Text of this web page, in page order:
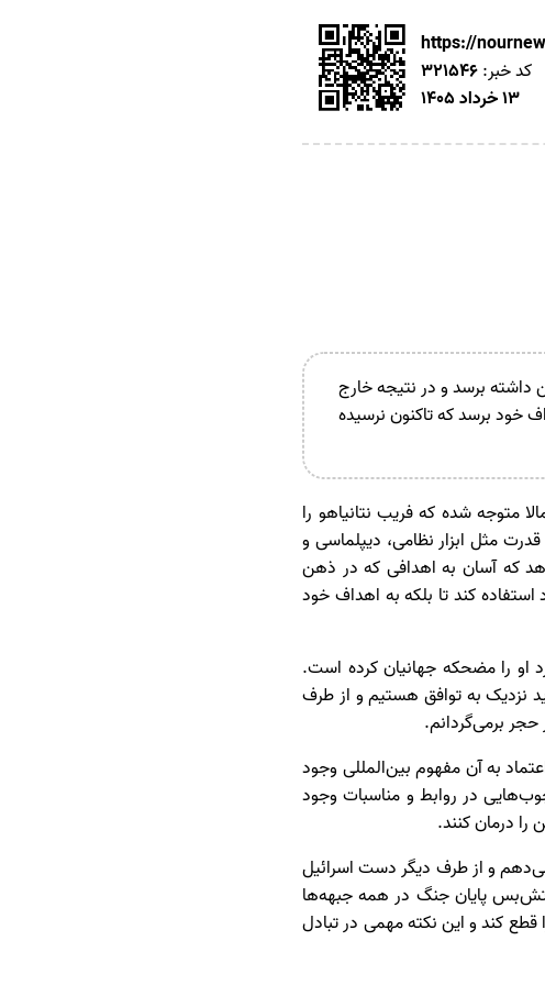
https://
کد خبر:321546
13 خرداد 1405
داشته برسد و در نتیجه خارج
خود برسد که تاکنون نرسیده
متوجه شده که فریب نتانیاهو را
مثل ابزار نظامی، دیپلماسی و
که آسان به اهدافی که در ذهن
کند تا بلکه به اهداف خود
او را مضحکه جهانیان کرده است.
نزدیک به توافق هستیم و از طرف
برمی‌گردانم.
به آن مفهوم بین‌المللی وجود
در روابط و مناسبات وجود
درمان کنند.
می‌دهم و از طرف دیگر دست اسرائیل
آتش‌بس پایان جنگ در همه جبهه‌ها
کند و این نکته مهمی در تبادل